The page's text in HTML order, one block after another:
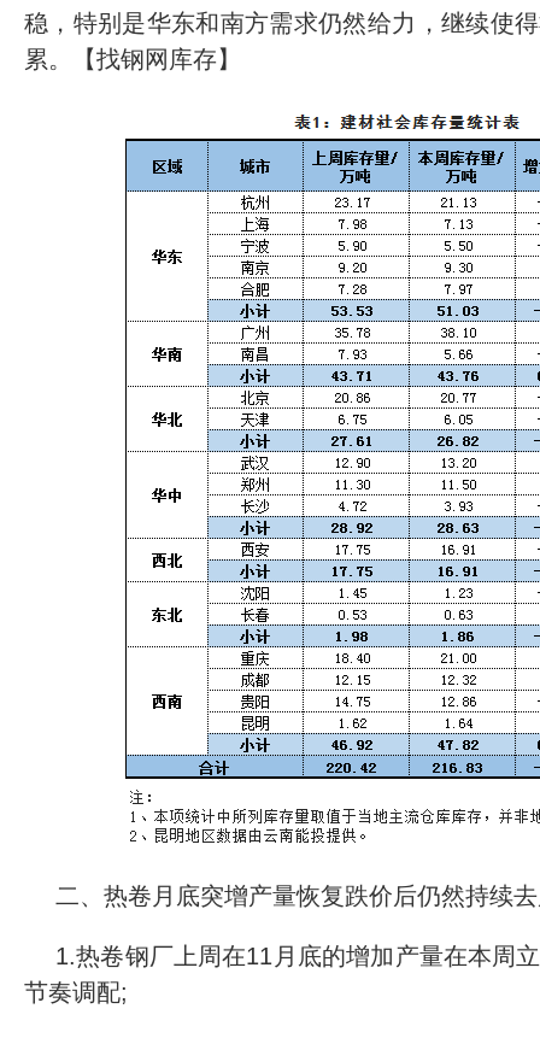
稳，特别是华东和南方需求仍然给力，继续使
累。【找钢网库存】
二、热卷月底突增产量恢复跌价后仍然持续
1.热卷钢厂上周在11月底的增加产量在本周
节奏调配;